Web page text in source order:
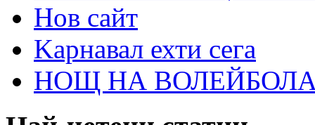
Нов сайт
Kарнавал ехти сега
НОЩ НА ВОЛЕЙБОЛА